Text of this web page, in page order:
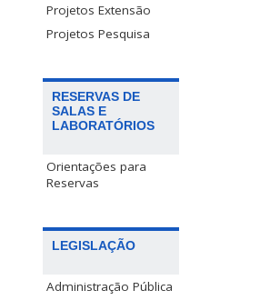
Projetos Extensão
Projetos Pesquisa
RESERVAS DE
SALAS E
LABORATÓRIOS
Orientações para
Reservas
LEGISLAÇÃO
Administração Pública